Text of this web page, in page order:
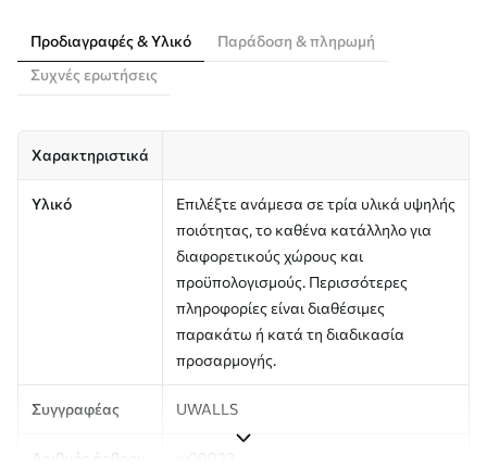
Προδιαγραφές & Υλικό
Παράδοση & πληρωμή
Συχνές ερωτήσεις
Χαρακτηριστικά
Υλικό
Επιλέξτε ανάμεσα σε τρία υλικά υψηλής
ποιότητας, το καθένα κατάλληλο για
διαφορετικούς χώρους και
προϋπολογισμούς. Περισσότερες
πληροφορίες είναι διαθέσιμες
παρακάτω ή κατά τη διαδικασία
προσαρμογής.
Συγγραφέας UWALLS
Αριθμός άρθρου